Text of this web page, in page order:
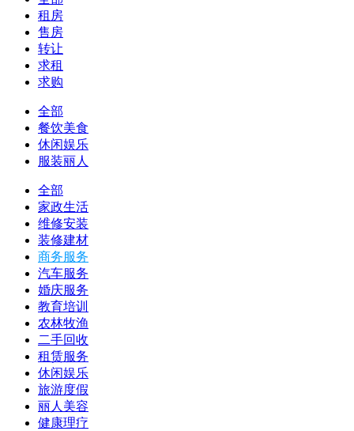
租房
售房
转让
求租
求购
全部
餐饮美食
休闲娱乐
服装丽人
全部
家政生活
维修安装
装修建材
商务服务
汽车服务
婚庆服务
教育培训
农林牧渔
二手回收
租赁服务
休闲娱乐
旅游度假
丽人美容
健康理疗